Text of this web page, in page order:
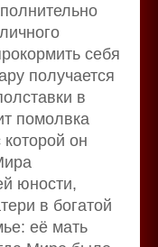
себя
получается
в
помолвка
он
юности,
в богатой
её мать